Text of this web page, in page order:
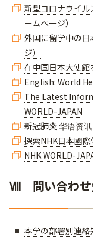
新型コロナウイ
ームページ）
外国に留学中の
ジ）
在中国日本大使館
English: World
The Latest
WORLD-JAPAN
新冠肺炎 华语资
探索NHK日本國際
NHK WORLD-
Ⅷ 問い合わせ
本学の部署別連絡